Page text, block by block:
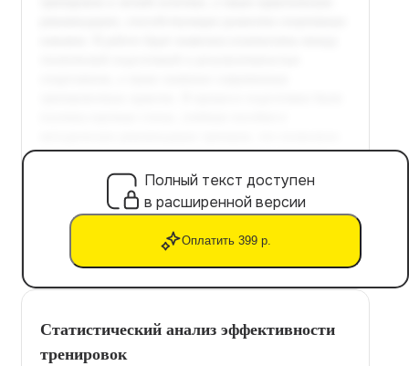
Полный текст доступен
в расширенной версии
Оплатить 399 р.
Статистический анализ эффективности
тренировок